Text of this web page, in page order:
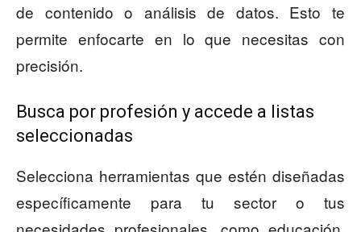
de contenido o análisis de datos. Esto te
permite enfocarte en lo que necesitas con
precisión.
Busca por profesión y accede a listas
seleccionadas
Selecciona herramientas que estén diseñadas
específicamente para tu sector o tus